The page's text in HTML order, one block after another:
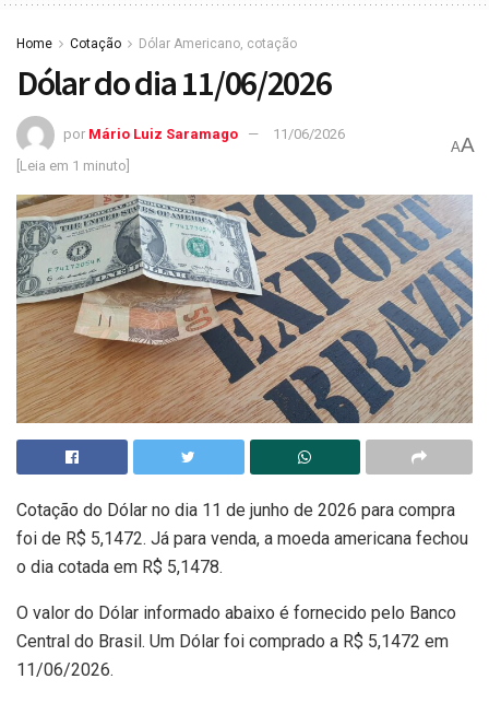
Home Cotação Dólar Americano, cotação
Dólar do dia 11/06/2026
por Mário Luiz Saramago
11/06/2026
[Leia em 1 minuto]
AA
Cotação do Dólar no dia 11 de junho de 2026 para compra
foi de R$ 5,1472. Já para venda, a moeda americana fechou
o dia cotada em R$ 5,1478.
O valor do Dólar informado abaixo é fornecido pelo Banco
Central do Brasil. Um Dólar foi comprado a R$ 5,1472 em
11/06/2026.